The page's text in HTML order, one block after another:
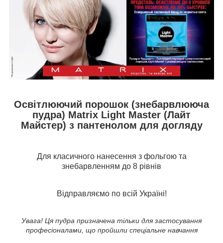
Освітлюючий порошок (знебарвлююча
пудра) Matrix Light Master (Лайт
Майстер) з пантенолом для догляду
Для класичного нанесення з фольгою та
знебарвленням до 8 рівнів
Відправляємо по всій Україні!
Увага! Ця пудра призначена тільки для застосування
професіоналами, що пройшли спеціальне навчання